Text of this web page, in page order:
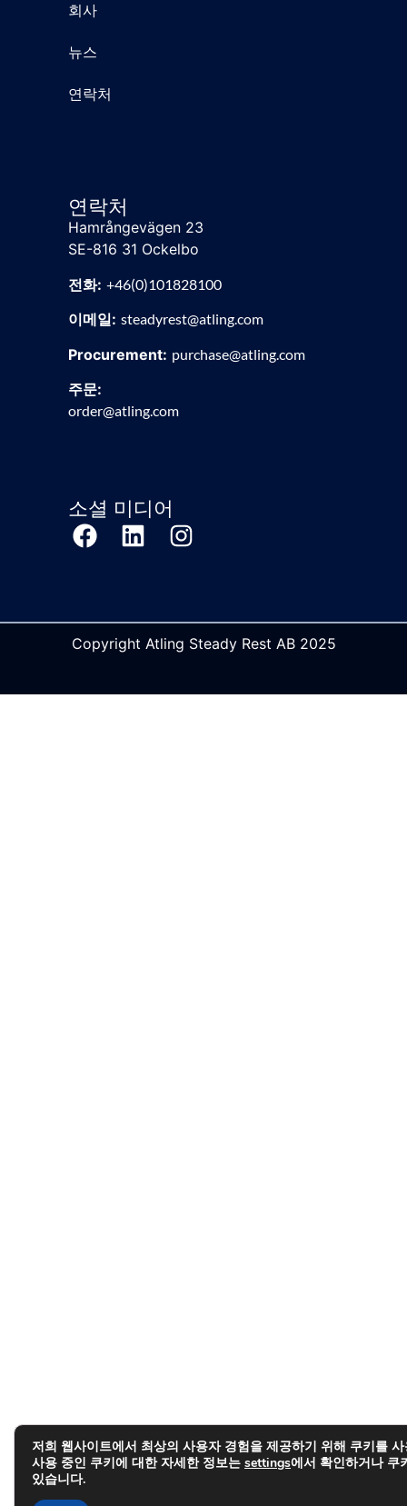
회사
뉴스
연락처
연락처
Hamrångevägen 23
SE-816 31 Ockelbo
전화: +46(0)101828100
이메일: steadyrest@atling.com
Procurement: purchase@atling.com
주문:
order@atling.com
소셜 미디어
Copyright Atling Steady Rest AB 2025
저희 웹사이트에서 최상의 사용자 경험을 제공하기 위해 쿠키를
사용 중인 쿠키에 대한 자세한 정보는 settings에서 확인하거나 쿠
있습니다.